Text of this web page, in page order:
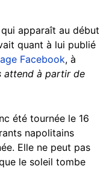
apparaît au début
quant à lui publié
Facebook, à
attend à partir de
été tournée le 16
napolitains
Elle ne peut pas
le soleil tombe